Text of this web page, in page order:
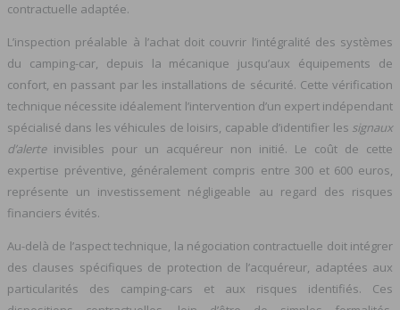
contractuelle adaptée.
L’inspection préalable à l’achat doit couvrir l’intégralité des systèmes
du camping-car, depuis la mécanique jusqu’aux équipements de
confort, en passant par les installations de sécurité. Cette vérification
technique nécessite idéalement l’intervention d’un expert indépendant
spécialisé dans les véhicules de loisirs, capable d’identifier les signaux
d’alerteinvisibles pour un acquéreur non initié. Le coût de cette
expertise préventive, généralement compris entre 300 et 600 euros,
représente un investissement négligeable au regard des risques
financiers évités.
Au-delà de l’aspect technique, la négociation contractuelle doit intégrer
des clauses spécifiques de protection de l’acquéreur, adaptées aux
particularités des camping-cars et aux risques identifiés. Ces